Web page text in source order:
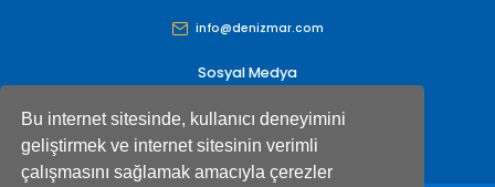
Bu internet sitesinde, kullanıcı deneyimini
geliştirmek ve internet sitesinin verimli
çalışmasını sağlamak amacıyla çerezler
info@denizmar.com
Sosyal Medya